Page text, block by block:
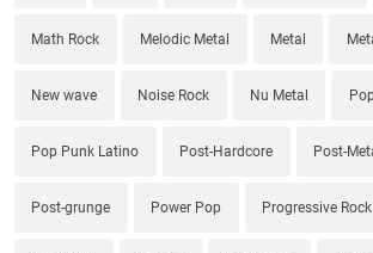
Math Rock Melodic Metal Metal
New wave Noise Rock Nu Metal
Pop Punk Latino Post-Hardcore Post-
Post-grunge Power Pop Progressive Rock